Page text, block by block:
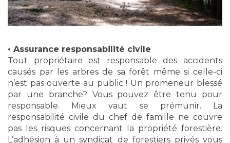
• Assurance responsabilité civile
Tout propriétaire est responsable des accidents
causés par les arbres de sa forêt même si celle-ci
n’est pas ouverte au public ! Un promeneur blessé
par une branche? Vous pouvez être tenu pour
responsable. Mieux vaut se prémunir. La
responsabilité civile du chef de famille ne couvre
pas les risques concernant la propriété forestière.
L’adhésion à un syndicat de forestiers privés vous